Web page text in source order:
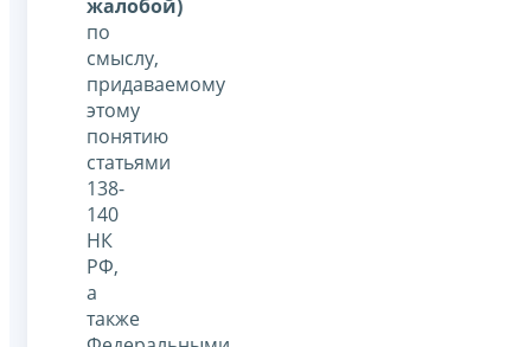
жалобой)
по
смыслу,
придаваемому
этому
понятию
статьями
138-
140
НК
РФ,
а
также